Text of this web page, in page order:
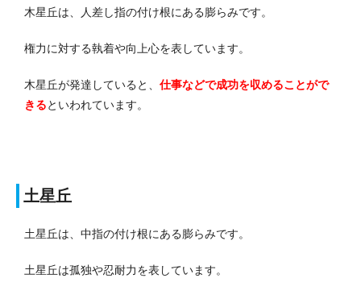
木星丘は、人差し指の付け根にある膨らみです。
権力に対する執着や向上心を表しています。
木星丘が発達していると、 仕事などで成功を収めることがで
きるといわれています。
土星丘
土星丘は、中指の付け根にある膨らみです。
土星丘は孤独や忍耐力を表しています。